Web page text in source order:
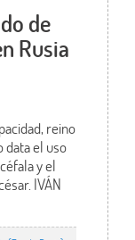
de
Rusia
reino
data el uso
y el
IVÁN